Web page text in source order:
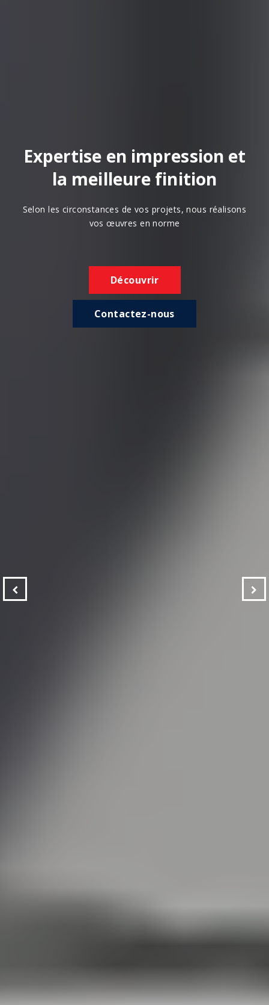
Expertise en impression et
la meilleure finition
Selon les circonstances de vos projets, nous réalisons
vos œuvres en norme
Découvrir
Contactez-nous